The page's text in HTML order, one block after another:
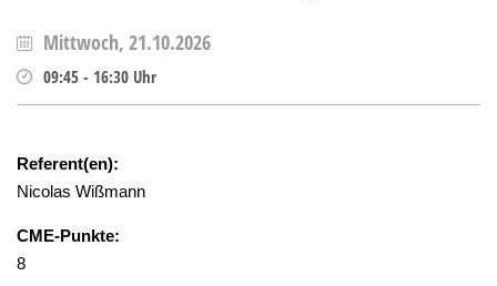
Mittwoch, 21.10.2026
09:45 - 16:30 Uhr
Referent(en):
Nicolas Wißmann
CME-Punkte:
8